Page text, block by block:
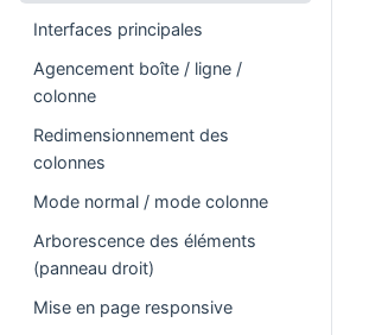
Interfaces principales
Agencement boîte / ligne /
colonne
Redimensionnement des
colonnes
Mode normal / mode colonne
Arborescence des éléments
(panneau droit)
Mise en page responsive